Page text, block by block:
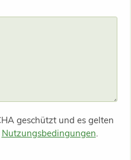
geschützt und es gelten
Nutzungsbedingungen